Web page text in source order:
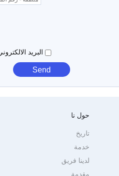
البريد
حول نا
مقدمة
تاريخ
خدمة
لدينا فريق